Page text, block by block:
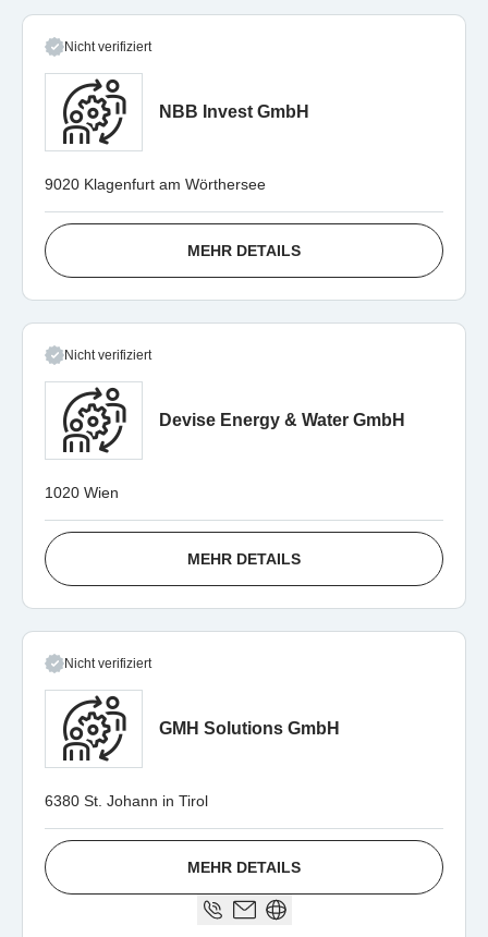
Nicht verifiziert
NBB Invest GmbH
9020 Klagenfurt am Wörthersee
MEHR DETAILS
Nicht verifiziert
Devise Energy & Water GmbH
1020 Wien
MEHR DETAILS
Nicht verifiziert
GMH Solutions GmbH
6380 St. Johann in Tirol
MEHR DETAILS